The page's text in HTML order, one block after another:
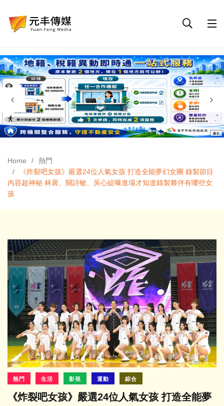
Home
熱門
《炸裂吧女孩》嚴選24位人氣女孩 打造全能夢幻女團 錄製節目
內容超神秘 林襄、關詩敏、吳心緹曝進場才知道錄製夥伴有哪些女
孩
熱門 生活 影視 運動 綜合
《炸裂吧女孩》嚴選24位人氣女孩 打造全能夢